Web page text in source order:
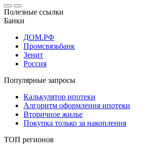
Полезные ссылки
Банки
ДОМ.РФ
Промсвязьбанк
Зенит
Россия
Популярные запросы
Калькулятор ипотеки
Алгоритм оформления ипотеки
Вторичное жилье
Покупка только за накопления
ТОП регионов